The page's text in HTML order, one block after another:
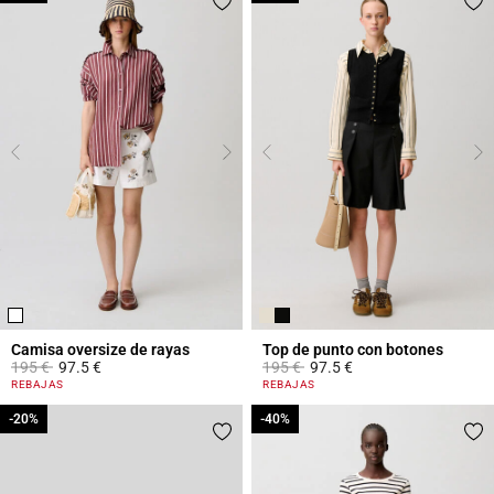
Camisa oversize de rayas
Price reduced from
195 €to97.5 €
4,2 out of 5 Customer Rating
REBAJAS
Top de punto con botones
Price reduced from
195 €to97.5 €
5 out of 5 Customer Rating
REBAJAS
-20%
-20% -40%
-40%